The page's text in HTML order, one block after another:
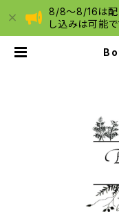
8/8〜8/16は
し込みは可能で